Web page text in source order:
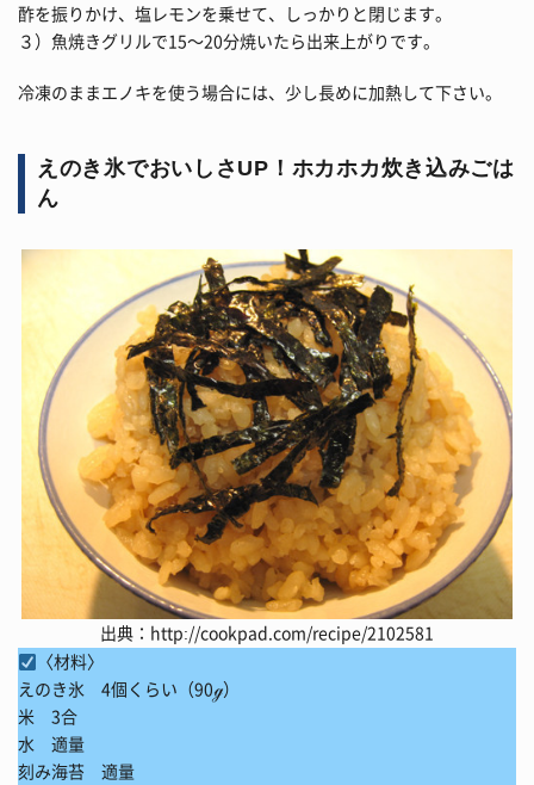
酢を振りかけ、塩レモンを乗せて、しっかりと閉じます。
３）魚焼きグリルで15～20分焼いたら出来上がりです。
冷凍のままエノキを使う場合には、少し長めに加熱して下さい。
えのき氷でおいしさUP！ホカホカ炊き込みごは
ん
出典： http://cookpad.com/recipe/2102581
〈材料〉
えのき氷 4個くらい（90ℊ）
米 3合
水 適量
刻み海苔 適量